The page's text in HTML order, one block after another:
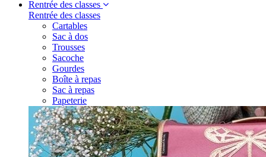
Rentrée des classes
Rentrée des classes
Cartables
Sac à dos
Trousses
Sacoche
Gourdes
Boîte à repas
Sac à repas
Papeterie